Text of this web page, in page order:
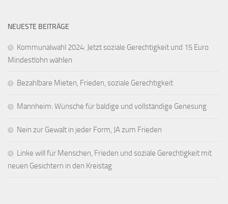
NEUESTE BEITRÄGE
Kommunalwahl 2024: Jetzt soziale Gerechtigkeit und 15 Euro
Mindestlohn wählen
Bezahlbare Mieten, Frieden, soziale Gerechtigkeit
Mannheim: Wünsche für baldige und vollständige Genesung
Nein zur Gewalt in jeder Form, JA zum Frieden
Linke will für Menschen, Frieden und soziale Gerechtigkeit mit
neuen Gesichtern in den Kreistag